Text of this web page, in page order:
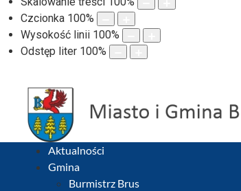
Czcionka 100%
Wysokość linii 100%
Odstęp liter 100%
Aktualności
Gmina
Burmistrz Brus